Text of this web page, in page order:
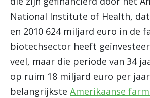
National Institute of Health,
en 2010 624 miljard euro in de
biotechsector heeft
veel, maar die periode van 34
op ruim 18 miljard euro per
belangrijkste Amerikaanse